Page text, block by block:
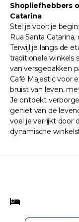
Shopliefhebbers
Catarina
Stel je voor: je
Rua Santa
Terwijl je langs de
traditionele winkels
van versgebakken
Café Majestic voor
bruist van leven,
Je ontdekt
geniet van de
voel je verrijkt door
dynamische